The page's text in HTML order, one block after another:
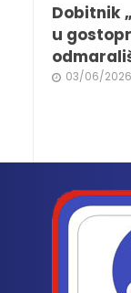
Dobitnik
u
03/06/2026